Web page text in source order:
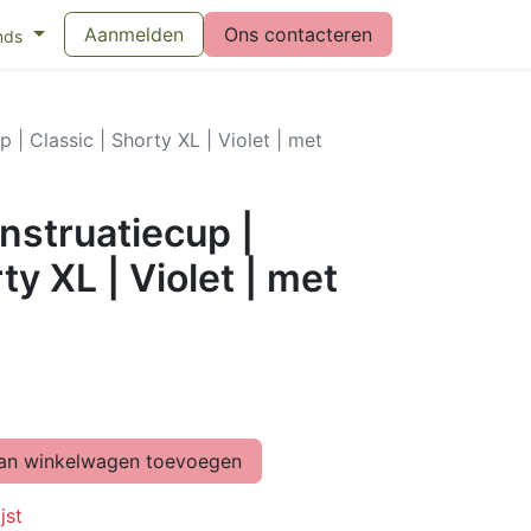
maandverband Vragen over menstruatiecups
Aanmelden Ons contacteren
| Classic | Shorty XL | Violet | met
|
XL | Violet | met
winkelwagen toevoegen